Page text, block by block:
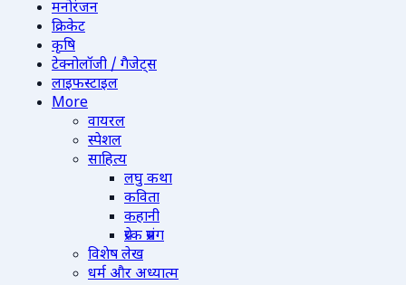
मनोरंजन
क्रिकेट
कृषि
टेक्नोलॉजी / गैजेट्स
लाइफस्टाइल
More
वायरल
स्पेशल
साहित्य
लघु कथा
कविता
कहानी
प्रेरक प्रसंग
विशेष लेख
धर्म और अध्यात्म